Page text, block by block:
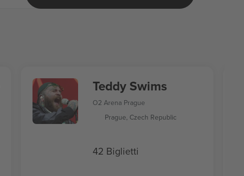
Teddy Swims
O2 Arena Prague
Prague, Czech Republic
42 Biglietti